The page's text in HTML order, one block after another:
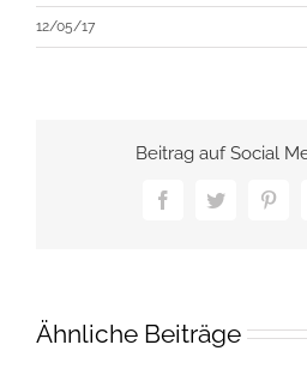
12/05/17
Beitrag auf Social
FacebookTwitter
Ähnliche Beiträge